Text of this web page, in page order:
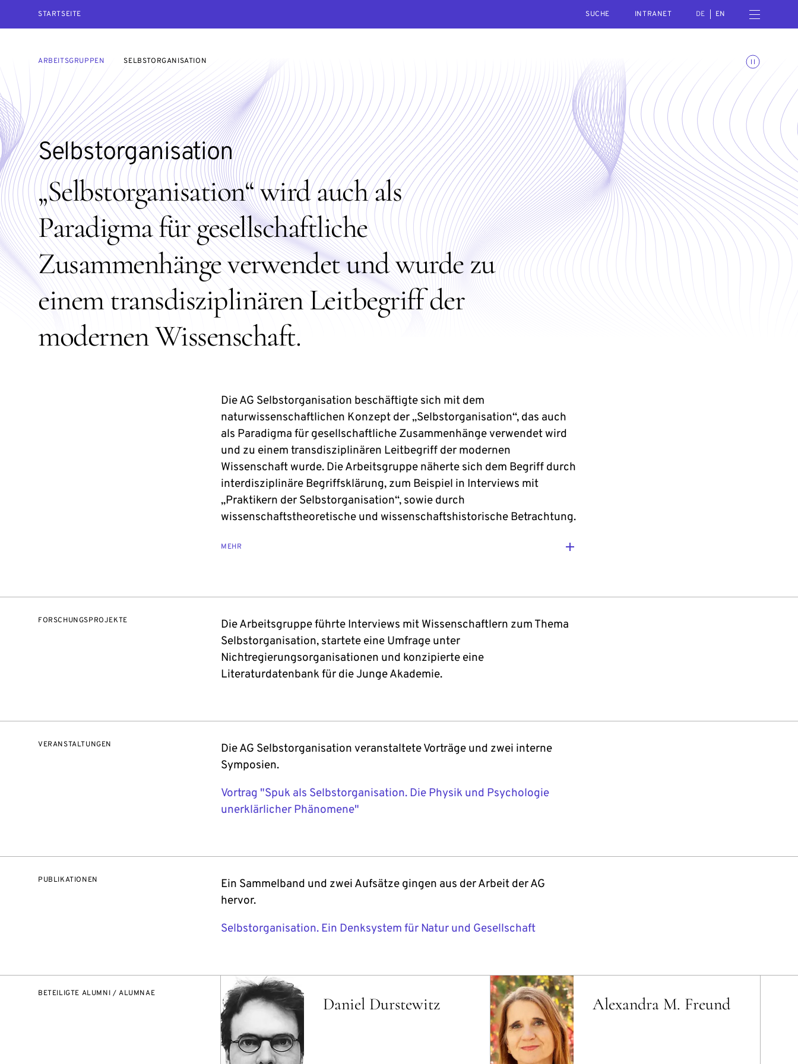
STARTSEITE
INTRANET
DE EN Menü öffnen
Animationen umschalten
ARBEITSGRUPPEN SELBSTORGANISATION
Selbstorganisation
„Selbstorganisation“ wird auch als
Paradigma für gesellschaftliche
Zusammenhänge verwendet und wurde zu
einem transdisziplinären Leitbegriff der
modernen Wissenschaft.
Die AG Selbstorganisation beschäftigte sich mit dem
naturwissenschaftlichen Konzept der „Selbstorganisation“, das auch
als Paradigma für gesellschaftliche Zusammenhänge verwendet wird
und zu einem transdisziplinären Leitbegriff der modernen
Wissenschaft wurde. Die Arbeitsgruppe näherte sich dem Begriff durch
interdisziplinäre Begriffsklärung, zum Beispiel in Interviews mit
„Praktikern der Selbstorganisation“, sowie durch
wissenschaftstheoretische und wissenschaftshistorische Betrachtung.
MEHR
FORSCHUNGSPROJEKTE
Die Arbeitsgruppe führte Interviews mit Wissenschaftlern zum Thema
Selbstorganisation, startete eine Umfrage unter
Nichtregierungsorganisationen und konzipierte eine
Literaturdatenbank für die Junge Akademie.
VERANSTALTUNGEN
Die AG Selbstorganisation veranstaltete Vorträge und zwei interne
Symposien.
Vortrag "Spuk als Selbstorganisation. Die Physik und Psychologie
unerklärlicher Phänomene"
PUBLIKATIONEN
Ein Sammelband und zwei Aufsätze gingen aus der Arbeit der AG
hervor.
Selbstorganisation. Ein Denksystem für Natur und Gesellschaft
BETEILIGTE ALUMNI / ALUMNAE
Daniel Durstewitz Alexandra M. Freund